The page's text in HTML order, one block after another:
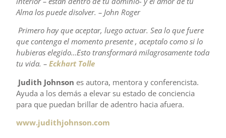
Alma los puede disolver. – John Roger
Primero hay que aceptar, luego actuar. Sea lo que fuere
que contenga el momento presente , aceptalo como si lo
hubieras elegido…Esto transformará milagrosamente toda
tu vida. – Eckhart Tolle
Judith Johnson es autora, mentora y conferencista.
Ayuda a los demás a elevar su estado de conciencia
para que puedan brillar de adentro hacia afuera.
www.judithjohnson.com